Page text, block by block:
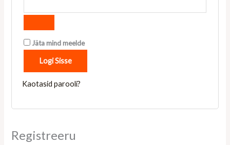
Jäta mind meelde
Logi Sisse
Kaotasid parooli?
Registreeru